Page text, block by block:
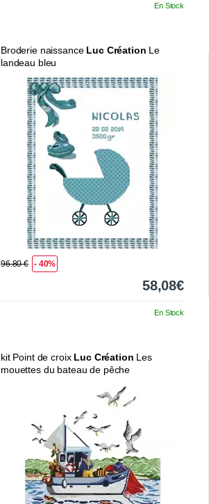
En Stock
Broderie naissance Luc Création Le
landeau bleu
96.80 € - 40%
58,08€
En Stock
kit Point de croix Luc Création Les
mouettes du bateau de pêche